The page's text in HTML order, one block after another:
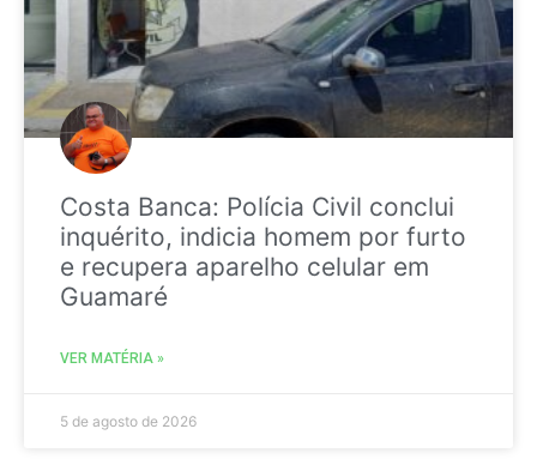
Costa Banca: Polícia Civil conclui
inquérito, indicia homem por furto
e recupera aparelho celular em
Guamaré
VER MATÉRIA »
5 de agosto de 2026